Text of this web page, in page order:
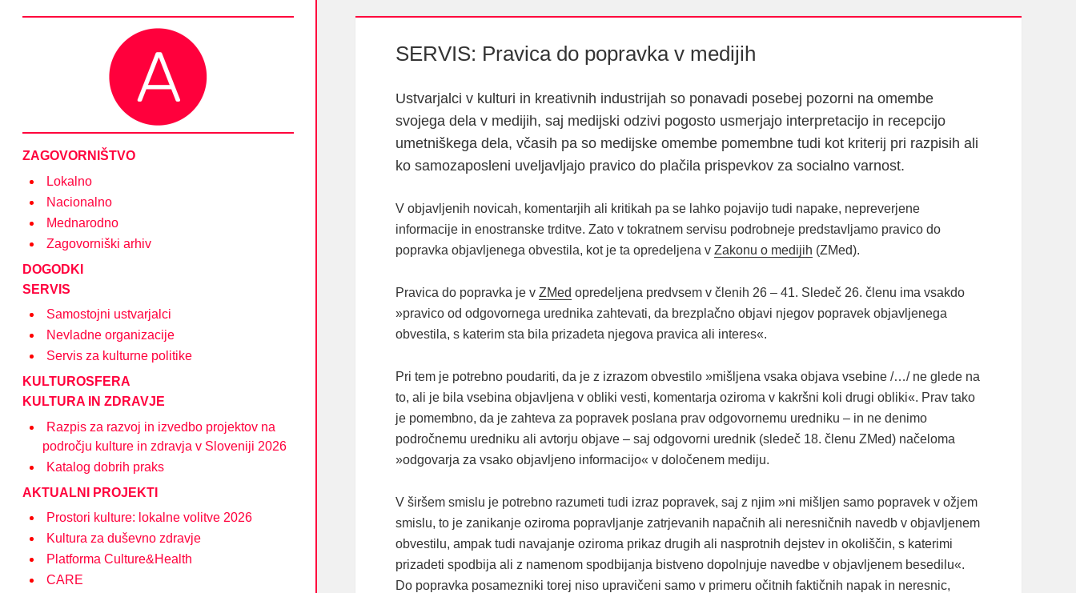
Društvo Asociacija – društvo nevladnih organizacij
in posameznikov na področju kulture
ZAGOVORNIŠTVO
Lokalno
Nacionalno
Mednarodno
Zagovorniški arhiv
DOGODKI
SERVIS
Samostojni ustvarjalci
Nevladne organizacije
Servis za kulturne politike
KULTUROSFERA
KULTURA IN ZDRAVJE
Razpis za razvoj in izvedbo projektov na
področju kulture in zdravja v Sloveniji 2026
Katalog dobrih praks
AKTUALNI PROJEKTI
Prostori kulture: lokalne volitve 2026
Kultura za duševno zdravje
Platforma Culture&Health
CARE
SERVIS: Pravica do popravka v medijih
Ustvarjalci v kulturi in kreativnih industrijah so ponavadi posebej pozorni na omembe
svojega dela v medijih, saj medijski odzivi pogosto usmerjajo interpretacijo in recepcijo
umetniškega dela, včasih pa so medijske omembe pomembne tudi kot kriterij pri razpisih ali
ko samozaposleni uveljavljajo pravico do plačila prispevkov za socialno varnost.
V objavljenih novicah, komentarjih ali kritikah pa se lahko pojavijo tudi napake, nepreverjene
informacije in enostranske trditve. Zato v tokratnem servisu podrobneje predstavljamo pravico do
popravka objavljenega obvestila, kot je ta opredeljena v Zakonu o medijih (ZMed).
Pravica do popravka je v ZMed opredeljena predvsem v členih 26 – 41. Sledeč 26. členu ima vsakdo
»pravico od odgovornega urednika zahtevati, da brezplačno objavi njegov popravek objavljenega
obvestila, s katerim sta bila prizadeta njegova pravica ali interes«.
Pri tem je potrebno poudariti, da je z izrazom obvestilo »mišljena vsaka objava vsebine /…/ ne glede na
to, ali je bila vsebina objavljena v obliki vesti, komentarja oziroma v kakršni koli drugi obliki«. Prav tako
je pomembno, da je zahteva za popravek poslana prav odgovornemu uredniku – in ne denimo
področnemu uredniku ali avtorju objave – saj odgovorni urednik (sledeč 18. členu ZMed) načeloma
»odgovarja za vsako objavljeno informacijo« v določenem mediju.
V širšem smislu je potrebno razumeti tudi izraz popravek, saj z njim »ni mišljen samo popravek v ožjem
smislu, to je zanikanje oziroma popravljanje zatrjevanih napačnih ali neresničnih navedb v objavljenem
obvestilu, ampak tudi navajanje oziroma prikaz drugih ali nasprotnih dejstev in okoliščin, s katerimi
prizadeti spodbija ali z namenom spodbijanja bistveno dopolnjuje navedbe v objavljenem besedilu«.
Do popravka posamezniki torej niso upravičeni samo v primeru očitnih faktičnih napak in neresnic,